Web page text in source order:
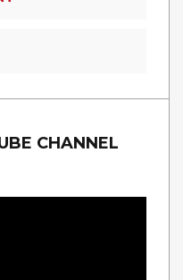
CHANNEL